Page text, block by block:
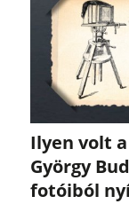
Ilyen volt
György
fotóiból